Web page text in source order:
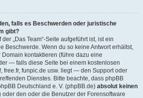
falls es Beschwerden oder juristische
gibt?
„Das Team“-Seite aufgeführt ist, ist ein
Beschwerde. Wenn du so keine Antwort erhältst,
kontaktieren (führe dazu eine
— falls diese Seite bei einem kostenlosen
free.fr, funpic.de usw. liegt — den Support oder
Dienstes. Bitte beachte, dass phpBB
Deutschland e. V. (phpBB.de) absolut keinen
oder den oder die Benutzer der Forensoftware